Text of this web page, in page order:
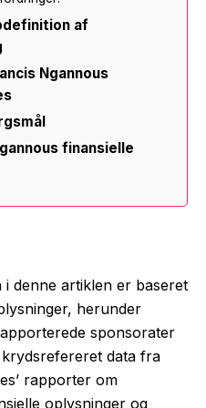
af
Ngannous
finansielle
denne artiklen er baseret
herunder
sponsorater
data fra
rapporter om
oplysninger og